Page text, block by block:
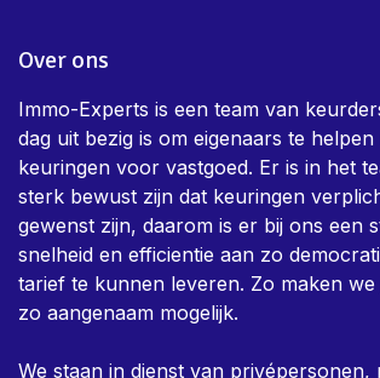
Over ons
Immo-Experts is een team van
dag uit bezig is om eigenaars te
keuringen voor vastgoed. Er is in het
sterk bewust zijn dat keuringen
gewenst zijn, daarom is er bij ons een
snelheid en efficientie aan zo
tarief te kunnen leveren. Zo maken
zo aangenaam mogelijk.
We staan in dienst van privépersonen,